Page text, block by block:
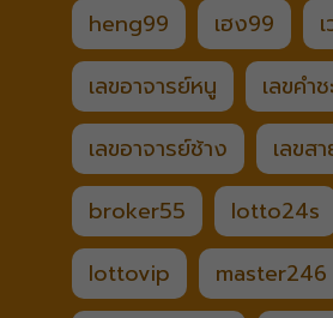
heng99
เฮง99
เลขอาจารย์หนู
เลขคำ
เลขอาจารย์ช้าง
เลขส
broker55
lotto24s
lottovip
master246